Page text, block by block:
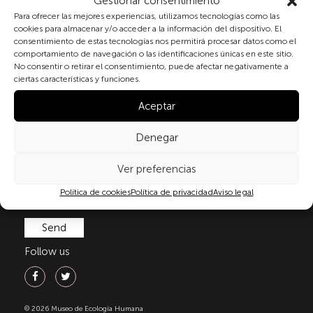
Para ofrecer las mejores experiencias, utilizamos tecnologías como las
cookies para almacenar y/o acceder a la información del dispositivo. El
consentimiento de estas tecnologías nos permitirá procesar datos como el
comportamiento de navegación o las identificaciones únicas en este sitio.
No consentir o retirar el consentimiento, puede afectar negativamente a
ciertas características y funciones.
Aceptar
Denegar
Ver preferencias
Política de cookiesPolítica de privacidadAviso legal
Subscribe to our newsletter
By checking the box and submitting this form, you
expressly consent to the processing of your personal
personal data protection, in particular, as set out in
and of the Council of 27 April 2016 (GDPR) and
of Personal Data and Guarantee of Digital Rights
privacy policy.
Follow us
© 2026 Museo de Ecología Humana